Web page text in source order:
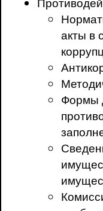
акты в
Формы